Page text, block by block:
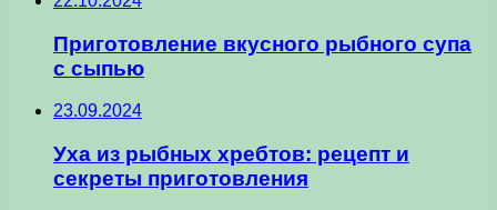
Приготовление вкусного рыбного супа
с сыпью
23.09.2024
Уха из рыбных хребтов: рецепт и
секреты приготовления